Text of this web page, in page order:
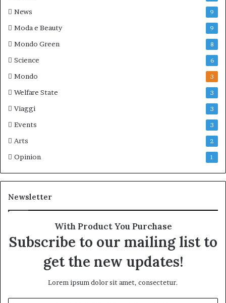
News 9
Moda e Beauty 9
Mondo Green 8
Science 6
Mondo 3
Welfare State 3
Viaggi 3
Events 3
Arts 2
Opinion 1
Newsletter
With Product You Purchase
Subscribe to our mailing list to
get the new updates!
Lorem ipsum dolor sit amet, consectetur.